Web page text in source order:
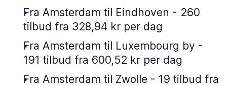
Fra Amsterdam til Eindhoven - 260
tilbud fra 328,94 kr per dag
Fra Amsterdam til Luxembourg by -
191 tilbud fra 600,52 kr per dag
Fra Amsterdam til Zwolle - 19 tilbud fra